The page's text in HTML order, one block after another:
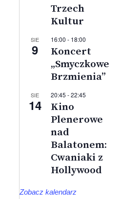
Trzech
Kultur
SIE
9
16:00 - 18:00
Koncert
„Smyczkowe
Brzmienia”
SIE
14
20:45 -22:45
Kino
Plenerowe
nad
Balatonem:
Cwaniaki z
Hollywood
Zobacz kalendarz